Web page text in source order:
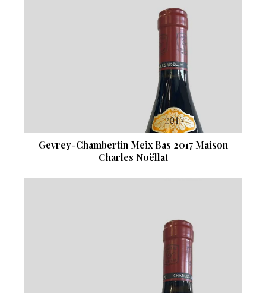
Gevrey-Chambertin Meix Bas 2017 Maison
Charles Noëllat